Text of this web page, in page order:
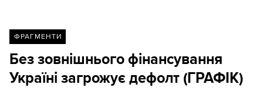
ФРАГМЕНТИ
Без зовнішнього фінансування
Україні загрожує дефолт (ГРАФІК)